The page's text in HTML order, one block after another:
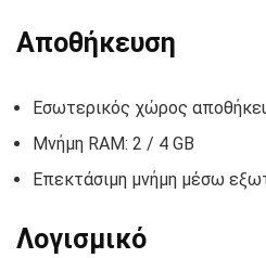
Αποθήκευση
Εσωτερικός χώρος
Μνήμη RAM: 2 / 4 GB
Επεκτάσιμη μνήμη μέσω
Λογισμικό